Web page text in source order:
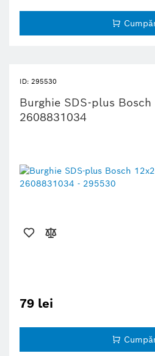
ID: 295530
Burghie SDS-plus
2608831034
79 lei